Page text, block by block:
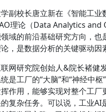
副校长唐立新在《智能工
理论（Data Analytics
域的前沿基础研究方向，
，是数据分析的关键驱动因
网研究院创始人&院长褚健
是工厂的“大脑”和“神经中
作用，能够实现对整个工
复杂任务。可以说，工业AI